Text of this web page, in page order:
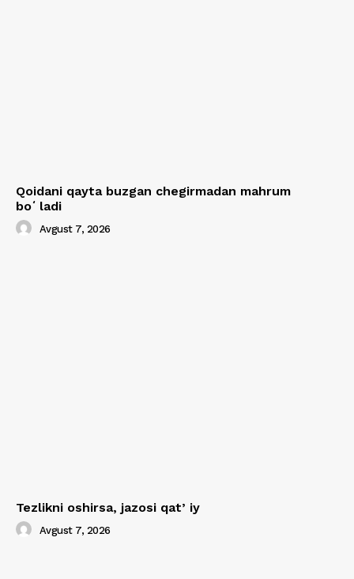
Qoidani qayta buzgan chegirmadan mahrum
boʻladi
Avgust 7, 2026
Tezlikni oshirsa, jazosi qatʼiy
Avgust 7, 2026